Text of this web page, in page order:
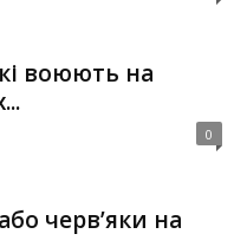
воюють на
0
черв’яки на